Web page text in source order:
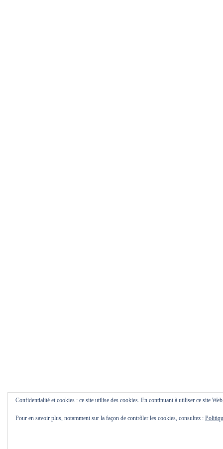
Confidentialité et cookies : ce site utilise des cookies. En continuant à utiliser ce site
Pour en savoir plus, notamment sur la façon de contrôler les cookies, consultez :